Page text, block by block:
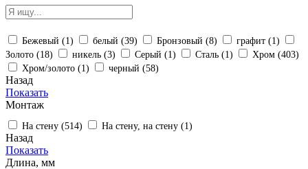
Бежевый (1) белый (39) Бронзовый (8) графит (1)
Золото (18) никель (3) Серый (1) Сталь (1) Хром (403)
Хром/золото (1) черный (58)
Назад
Показать
Монтаж
На стену (514) На стену, на стену (1)
Назад
Показать
Длина, мм